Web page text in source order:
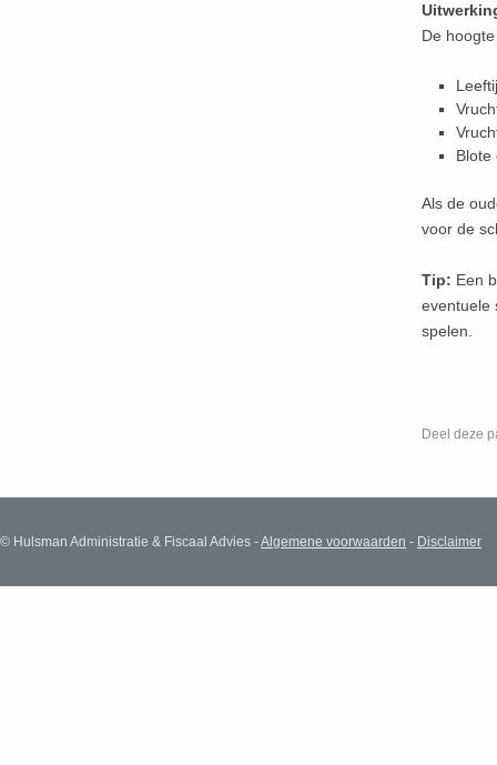
De
Blote
Als de
voor de
Tip: Een
eventuele
spelen.
Deel deze
© Hulsman Administratie & Fiscaal Advies -Algemene voorwaarden - Disclaimer